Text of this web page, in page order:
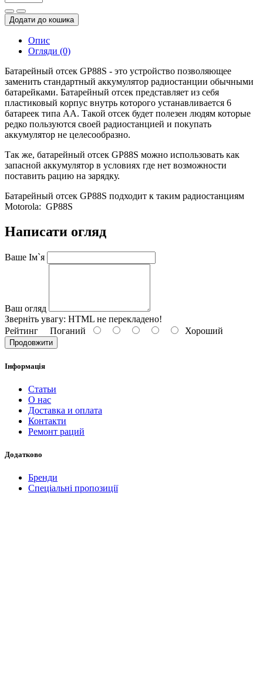
Додати до кошика
Опис
Огляди (0)
Батарейный отсек GP88S - это устройство позволяющее
заменить стандартный аккумулятор радиостанции обычными
батарейками. Батарейный отсек представляет из себя
пластиковый корпус внутрь которого устанавливается 6
батареек типа АА. Такой отсек будет полезен людям которые
редко пользуются своей радиостанцией и покупать
аккумулятор не целесообразно.
Так же, батарейный отсек GP88S можно использовать как
запасной аккумулятор в условиях где нет возможности
поставить рацию на зарядку.
Батарейный отсек GP88S подходит к таким радиостанциям
Motorola: GP88S
Написати огляд
Ваше Ім`я
Ваш огляд
Зверніть увагу: HTML не перекладено!
Рейтинг Поганий Хороший
Продовжити
Інформація
Статьи
О нас
Доставка и оплата
Контакти
Ремонт раций
Додатково
Бренди
Спеціальні пропозиції